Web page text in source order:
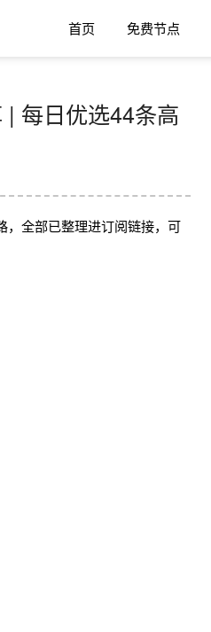
首页 免费节点
每日优选44条高
，全部已整理进订阅链接，可